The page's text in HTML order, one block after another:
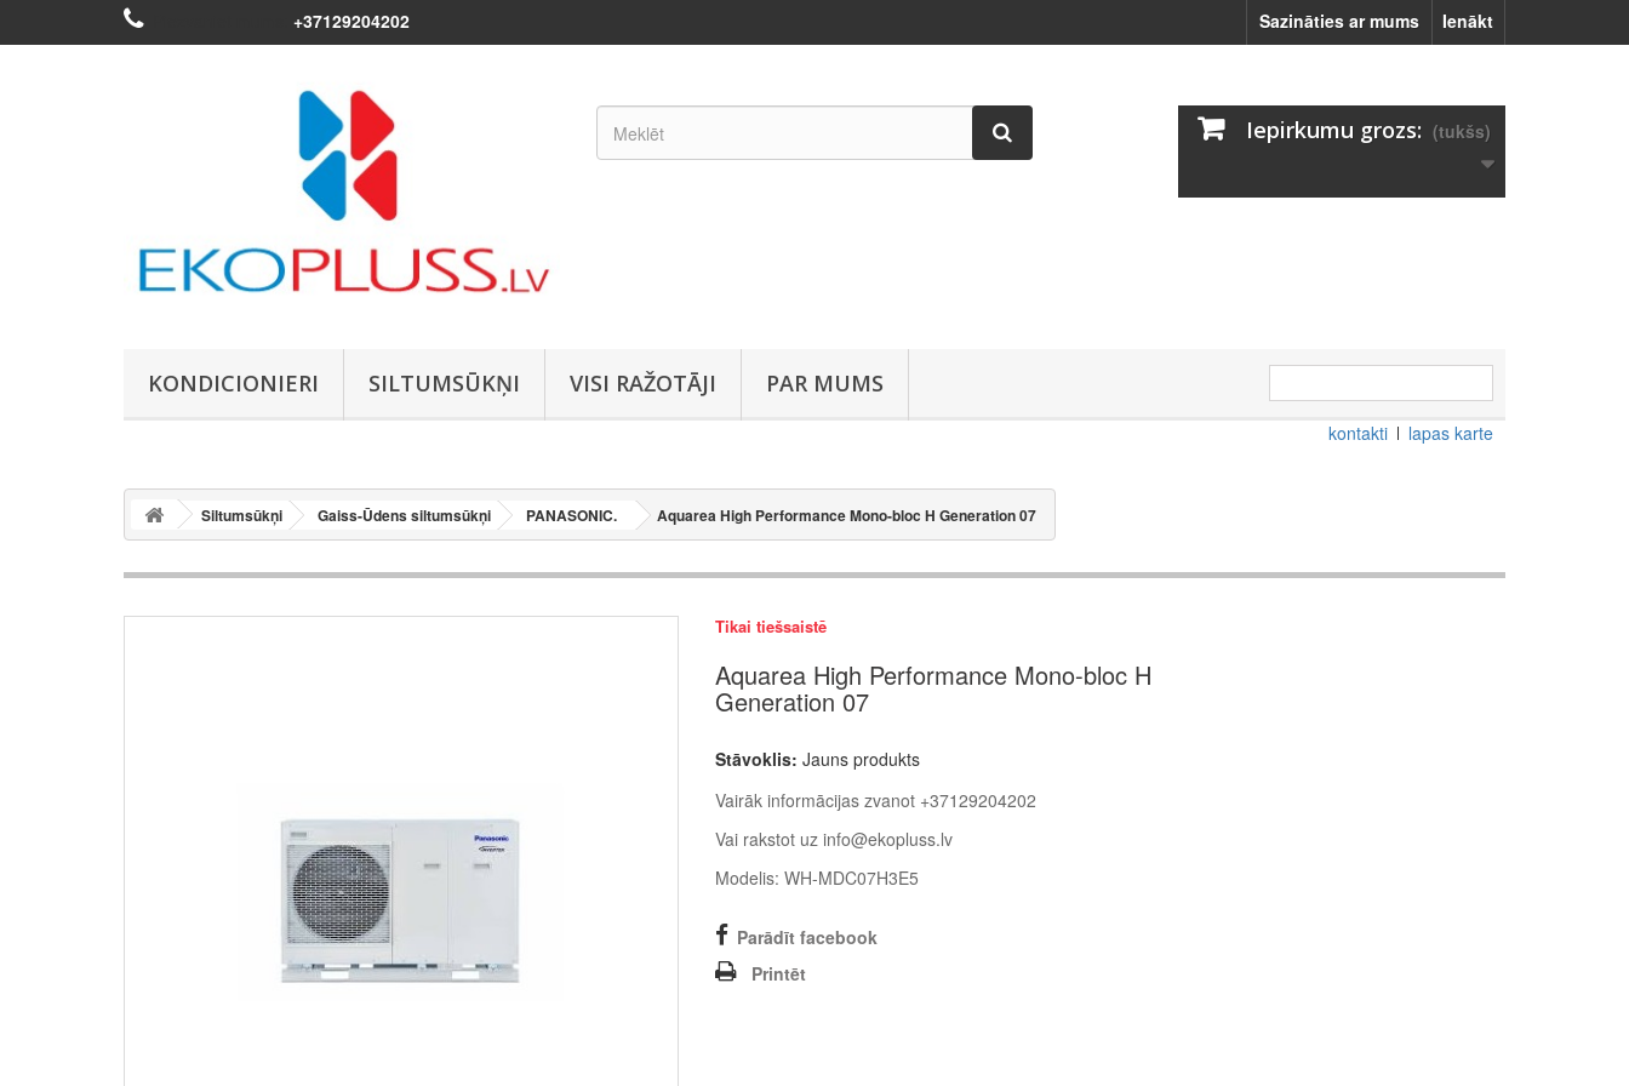
Ienākt
Sazināties ar mums
+37129204202
Iepirkumu grozs: (tukšs)
KONDICIONIERI SILTUMSŪKŅI VISI RAŽOTĀJI PAR MUMS
kontakti lapas karte
Siltumsūkņi Gaiss-Ūdens siltumsūkņi PANASONIC. Aquarea High Performance Mono-bloc H Generation 07
Tikai tiešsaistē
Aquarea High Performance Mono-bloc H
Generation 07
Stāvoklis: Jauns produkts
Vairāk informācijas zvanot +37129204202
Vai rakstot uz info@ekopluss.lv
Modelis: WH-MDC07H3E5
Parādīt facebook
Printēt